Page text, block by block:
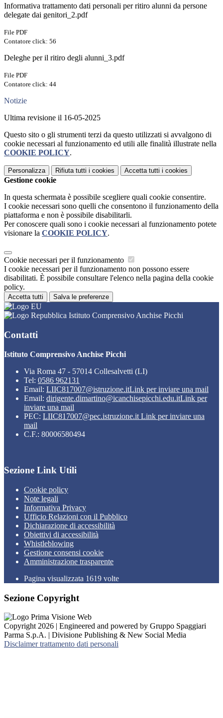
Informativa trattamento dati personali per ritiro alunni da persone
delegate dai genitori_2.pdf
File PDF
Contatore click: 56
Deleghe per il ritiro degli alunni_3.pdf
File PDF
Contatore click: 44
Notizie
Ultima revisione il 16-05-2025
Questo sito o gli strumenti terzi da questo utilizzati si avvalgono di
cookie necessari al funzionamento ed utili alle finalità illustrate nella
COOKIE POLICY.
Personalizza Rifiuta tutti i cookies Accetta tutti i cookies
Gestione cookie
In questa schermata è possibile scegliere quali cookie consentire.
I cookie necessari sono quelli che consentono il funzionamento della
piattaforma e non è possibile disabilitarli.
Per conoscere quali sono i cookie necessari al funzionamento potete
visionare la COOKIE POLICY.
Cookie necessari per il funzionamento
I cookie necessari per il funzionamento non possono essere
disabilitati. È possibile consultare l'elenco nella pagina della cookie
policy.
Accetta tutti Salva le preferenze
Istituto Comprensivo Anchise Picchi
Contatti
Istituto Comprensivo Anchise Picchi
Via Roma 47 - 57014 Collesalvetti (LI)
Tel: 0586 962131
Email: LIIC817007@istruzione.itLink per inviare una mail
Email: dirigente.dimartino@icanchisepicchi.edu.itLink per
inviare una mail
PEC: LIIC817007@pec.istruzione.it Link per inviare una
mail
C.F.: 80006580494
Sezione Link Utili
Cookie policy
Note legali
Informativa Privacy
Ufficio Relazioni con il Pubblico
Dichiarazione di accessibilità
Obiettivi di accessibilità
Whistleblowing
Gestione consensi cookie
Amministrazione trasparente
Pagina visualizzata 1619 volte
Sezione Copyright
Copyright 2026 | Engineered and powered by Gruppo Spaggiari
Parma S.p.A. | Divisione Publishing & New Social Media
Disclaimer trattamento dati personali